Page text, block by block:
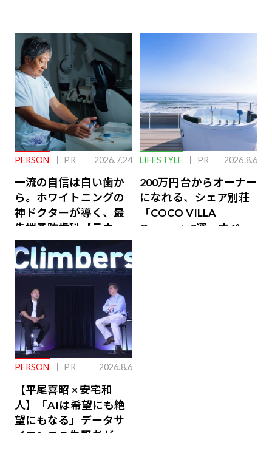
PERSON PR 2026.7.24
一流の自信は白い歯か
ら。ホワイトニングの
神ドクターが導く、最
先端予防歯科【ラウン
ジ会員特典あり】
LIFESTYLE PR 2026.8.6
200万円台からオーナー
になれる、シェア別荘
「COCO VILLA
Owners」3選。すべて
PERSON PR 2026.8.6
【平尾喜昭 × 安宅和
人】「AIは希望にも絶
望にもなる」データサ
イエンスの先駆者が語